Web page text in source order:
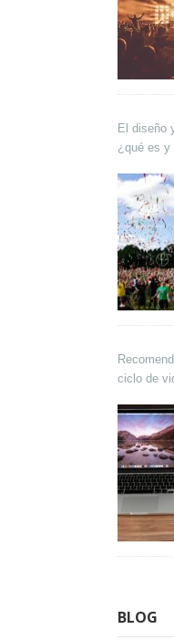
El diseño
¿qué es y
ciclo de
BLOG